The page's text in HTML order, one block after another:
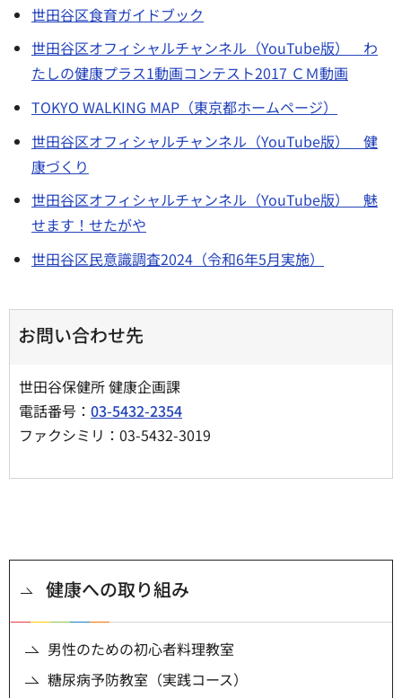
世田谷区食育ガイドブック
世田谷区オフィシャルチャンネル（YouTube版） わ
たしの健康プラス1動画コンテスト2017 ＣＭ動画
TOKYO WALKING MAP（東京都ホームページ）
世田谷区オフィシャルチャンネル（YouTube版） 健
康づくり
世田谷区オフィシャルチャンネル（YouTube版） 魅
せます！せたがや
世田谷区民意識調査2024（令和6年5月実施）
お問い合わせ先
世田谷保健所 健康企画課
電話番号： 03-5432-2354
ファクシミリ：03-5432-3019
健康への取り組み
男性のための初心者料理教室
糖尿病予防教室（実践コース）